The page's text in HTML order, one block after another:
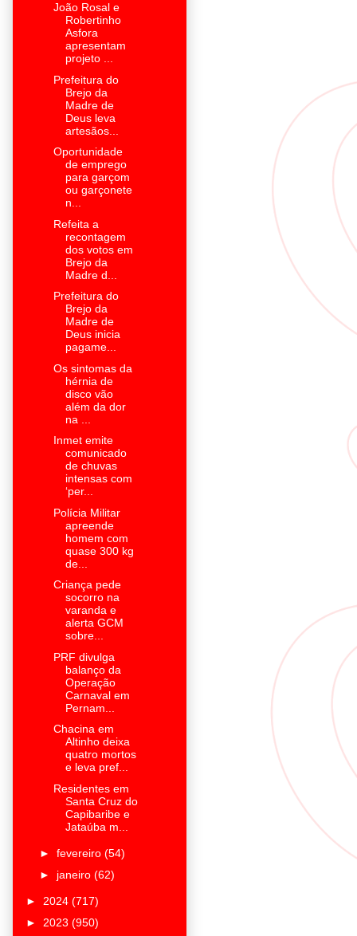
João Rosal e
Robertinho
Asfora
apresentam
projeto ...
Prefeitura do
Brejo da
Madre de
Deus leva
artesãos...
Oportunidade
de emprego
para garçom
ou garçonete
n...
Refeita a
recontagem
dos votos em
Brejo da
Madre d...
Prefeitura do
Brejo da
Madre de
Deus inicia
pagame...
Os sintomas da
hérnia de
disco vão
além da dor
na ...
Inmet emite
comunicado
de chuvas
intensas com
‘per...
Polícia Militar
apreende
homem com
quase 300 kg
de...
Criança pede
socorro na
varanda e
alerta GCM
sobre...
PRF divulga
balanço da
Operação
Carnaval em
Pernam...
Chacina em
Altinho deixa
quatro mortos
e leva pref...
Residentes em
Santa Cruz do
Capibaribe e
Jataúba m...
► fevereiro (54)
► janeiro (62)
► 2024 (717)
► 2023 (950)